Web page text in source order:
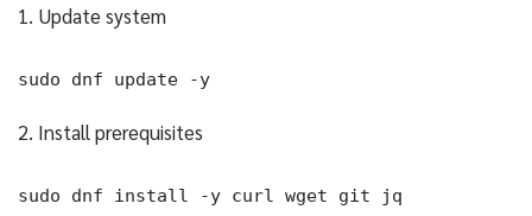
1. Update system
sudo dnf update -y
2. Install prerequisites
sudo dnf install -y curl wget git jq